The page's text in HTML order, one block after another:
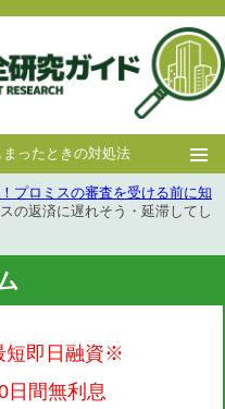
ったときの対処法
ッシング キャッシング
プロミスの審査を受ける前に知
の返済に遅れそう・延滞してし
短即日融資※
日間無利息